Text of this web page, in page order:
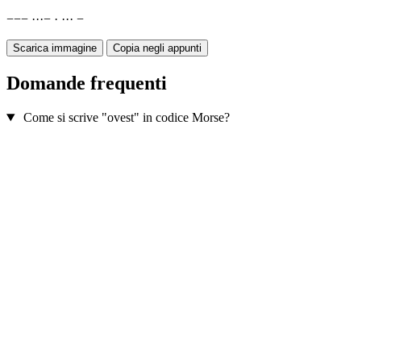
−−− ···− · ··· −
Scarica immagine Copia negli appunti
Domande frequenti
Come si scrive "ovest" in codice Morse?